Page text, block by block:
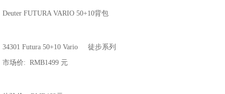
Deuter FUTURA VARIO 50+10背包
34301 Futura 50+10 Vario 徒步系列
市场价: RMB1499 元